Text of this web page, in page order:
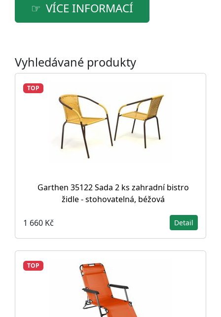
VÍCE INFORMACÍ
Vyhledávané produkty
TOP
Garthen 35122 Sada 2 ks zahradní bistro
židle - stohovatelná, béžová
1 660 Kč Detail
TOP